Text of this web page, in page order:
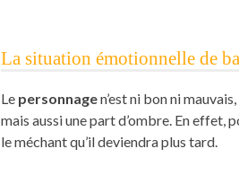
La situation émotionnelle de
Le personnagen’est ni bon ni
mais aussi une part d’ombre. En effet,
le méchant qu’il deviendra plus tard.